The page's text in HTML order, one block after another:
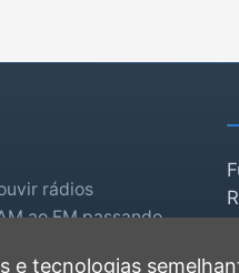
rádios
ao FM passando
e tecnologias